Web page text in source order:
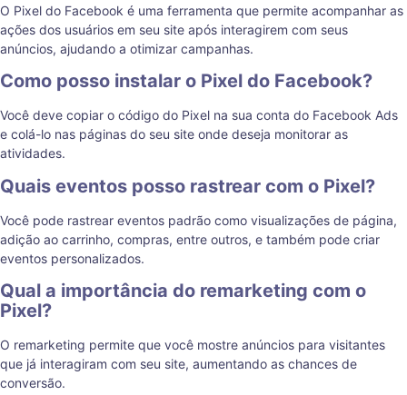
O Pixel do Facebook é uma ferramenta que permite acompanhar as
ações dos usuários em seu site após interagirem com seus
anúncios, ajudando a otimizar campanhas.
Como posso instalar o Pixel do Facebook?
Você deve copiar o código do Pixel na sua conta do Facebook Ads
e colá-lo nas páginas do seu site onde deseja monitorar as
atividades.
Quais eventos posso rastrear com o Pixel?
Você pode rastrear eventos padrão como visualizações de página,
adição ao carrinho, compras, entre outros, e também pode criar
eventos personalizados.
Qual a importância do remarketing com o
Pixel?
O remarketing permite que você mostre anúncios para visitantes
que já interagiram com seu site, aumentando as chances de
conversão.